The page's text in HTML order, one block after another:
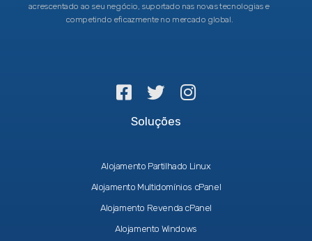
acrescentado ao seu negócio, suportado nas novas tecnologias e
competindo eficazmente no mercado global.
Soluções
Alojamento Partilhado Linux
Alojamento Multidomínios cPanel
Alojamento Revenda cPanel
Alojamento Windows